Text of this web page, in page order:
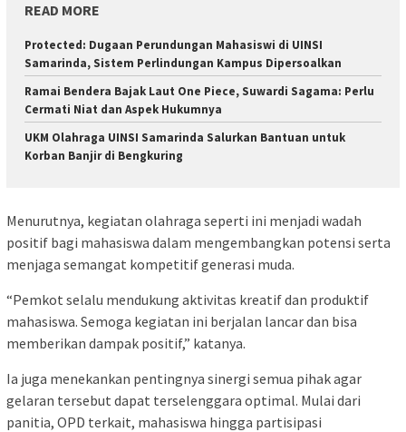
READ MORE
Protected: Dugaan Perundungan Mahasiswi di UINSI
Samarinda, Sistem Perlindungan Kampus Dipersoalkan
Ramai Bendera Bajak Laut One Piece, Suwardi Sagama: Perlu
Cermati Niat dan Aspek Hukumnya
UKM Olahraga UINSI Samarinda Salurkan Bantuan untuk
Korban Banjir di Bengkuring
Menurutnya, kegiatan olahraga seperti ini menjadi wadah
positif bagi mahasiswa dalam mengembangkan potensi serta
menjaga semangat kompetitif generasi muda.
“Pemkot selalu mendukung aktivitas kreatif dan produktif
mahasiswa. Semoga kegiatan ini berjalan lancar dan bisa
memberikan dampak positif,” katanya.
Ia juga menekankan pentingnya sinergi semua pihak agar
gelaran tersebut dapat terselenggara optimal. Mulai dari
panitia, OPD terkait, mahasiswa hingga partisipasi